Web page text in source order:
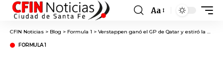
Font
Resizer
Aa
CFIN Noticias > Blog > Formula 1 > Verstappen ganó el GP de Qatar y estiró la definición de la F1
FORMULA 1